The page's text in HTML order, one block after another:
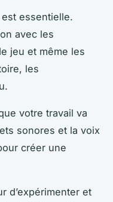
essentielle.
avec les
jeu et même les
les
votre travail va
sonores et la voix
créer une
d’expérimenter et